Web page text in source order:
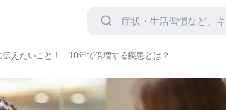
伝えたいこと！ 10年で倍増する疾患とは？